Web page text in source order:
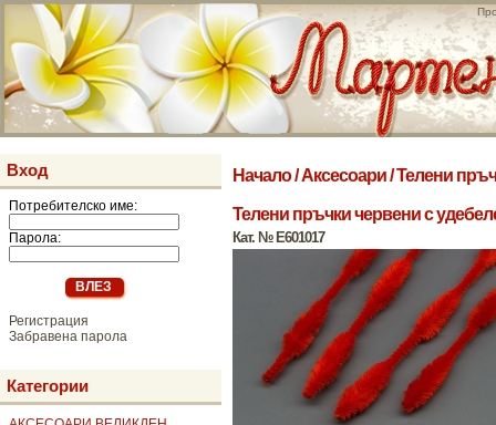
Вход
Потребителско име:
Парола:
Регистрация
Забравена парола
Категории
Начало/Аксесоари/Телени
Телени пръчки червени с
Кат. № E601017